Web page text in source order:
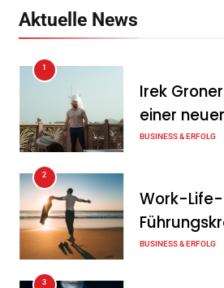
Jahr nichts
was
Tanja Schiller
Wenn jede
Onboard-
Aktuelle News
1
Irek
einer
von
BUSINESS & ERFOLG
2
Work-
oder echte
BUSINESS & ERFOLG
3